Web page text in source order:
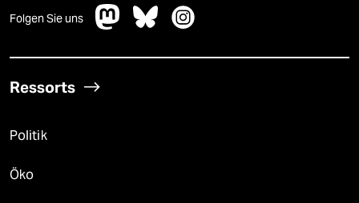
Folgen Sie uns
Ressorts
Politik
Öko